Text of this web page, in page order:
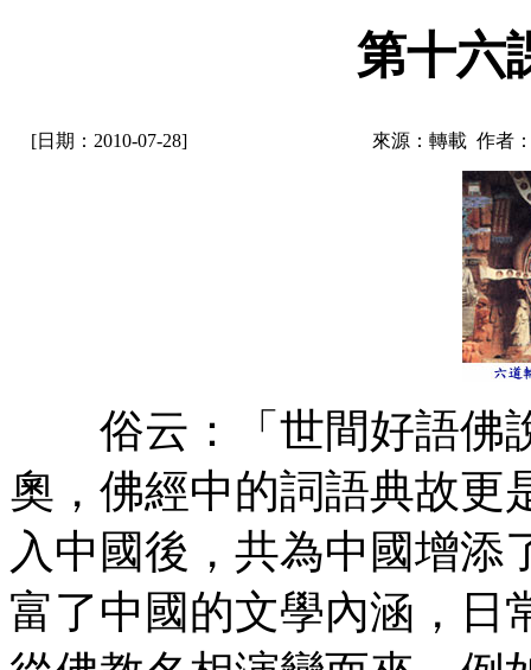
第十
[日期：2010-07-28] 來源：轉載 作者
俗云：「世間好語佛
奧，佛經中的詞語典故更
入中國後，共為中國增添
富了中國的文學內涵，日